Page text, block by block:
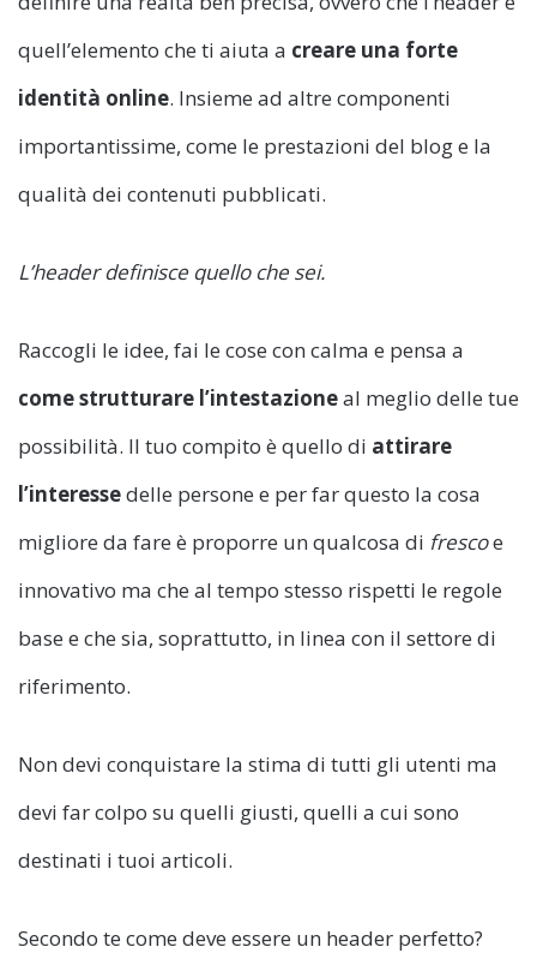
quell’elemento che ti aiuta a creare una forte
identità online. Insieme ad altre componenti
importantissime, come le prestazioni del blog e la
qualità dei contenuti pubblicati.
L’header definisce quello che sei.
Raccogli le idee, fai le cose con calma e pensa a
come strutturare l’intestazioneal meglio delle tue
possibilità. Il tuo compito è quello di attirare
l’interessedelle persone e per far questo la cosa
migliore da fare è proporre un qualcosa di frescoe
innovativo ma che al tempo stesso rispetti le regole
base e che sia, soprattutto, in linea con il settore di
riferimento.
Non devi conquistare la stima di tutti gli utenti ma
devi far colpo su quelli giusti, quelli a cui sono
destinati i tuoi articoli.
Secondo te come deve essere un header perfetto?